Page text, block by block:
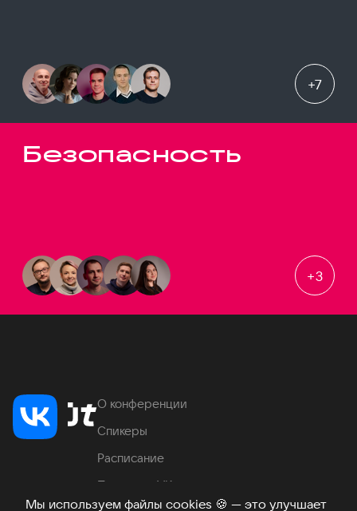
Мы используем файлы cookies 🍪 — это улучшает
+7
Безопасность
+3
О конференции
Спикеры
Расписание
Продукты VK